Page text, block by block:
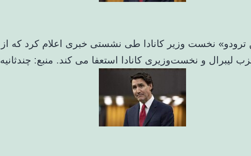
ترودو» نخست وزیر کانادا طی نشستی خبری اعلام کرد که از
لیبرال و نخست‌وزیری کانادا استعفا می‌ کند. منبع: چندثانیه